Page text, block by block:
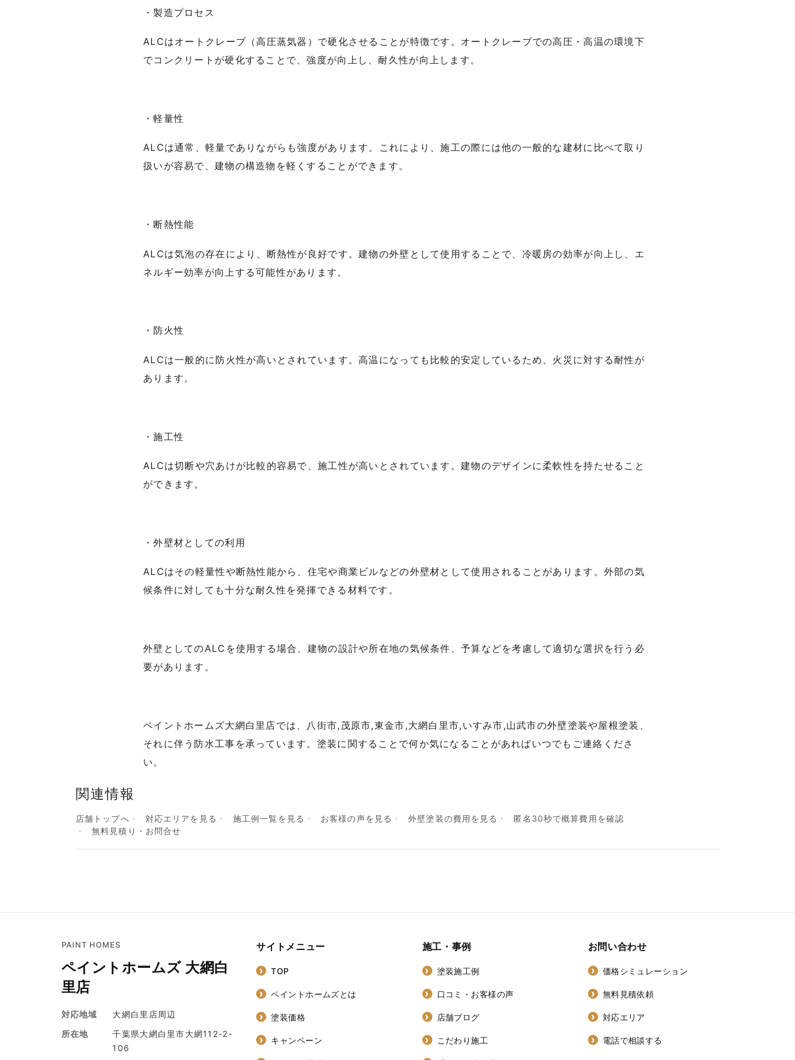
・製造プロセス
ALCはオートクレーブ（高圧蒸気器）で硬化させることが特徴です。オートクレーブでの高圧・高温の環境下
でコンクリートが硬化することで、強度が向上し、耐久性が向上します。
・軽量性
ALCは通常、軽量でありながらも強度があります。これにより、施工の際には他の一般的な建材に比べて取り
扱いが容易で、建物の構造物を軽くすることができます。
・断熱性能
ALCは気泡の存在により、断熱性が良好です。建物の外壁として使用することで、冷暖房の効率が向上し、エ
ネルギー効率が向上する可能性があります。
・防火性
ALCは一般的に防火性が高いとされています。高温になっても比較的安定しているため、火災に対する耐性が
あります。
・施工性
ALCは切断や穴あけが比較的容易で、施工性が高いとされています。建物のデザインに柔軟性を持たせること
ができます。
・外壁材としての利用
ALCはその軽量性や断熱性能から、住宅や商業ビルなどの外壁材として使用されることがあります。外部の気
候条件に対しても十分な耐久性を発揮できる材料です。
外壁としてのALCを使用する場合、建物の設計や所在地の気候条件、予算などを考慮して適切な選択を行う必
要があります。
ペイントホームズ大網白里店では、八街市,茂原市,東金市,大網白里市,いすみ市,山武市の外壁塗装や屋根塗装、
それに伴う防水工事を承っています。塗装に関することで何か気になることがあればいつでもご連絡くださ
い。
関連情報
店舗トップへ 対応エリアを見る 施工例一覧を見る お客様の声を見る 外壁塗装の費用を見る
匿名30秒で概算費用を確認
無料見積り・お問合せ
PAINT HOMES
ペイントホームズ 大網白
里店
対応地域
大網白里店周辺
所在地
千葉県大網白里市大網112-2-
106
サイトメニュー
TOP
ペイントホームズとは
塗装価格
キャンペーン
施工・事例
塗装施工例
口コミ・お客様の声
店舗ブログ
こだわり施工
お問い合わせ
価格シミュレーション
無料見積依頼
対応エリア
電話で相談する